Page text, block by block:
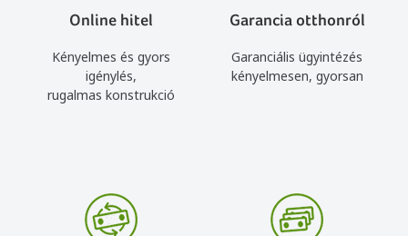
Online hitel
Kényelmes és gyors
igénylés,
rugalmas konstrukció
Garancia otthonról
Garanciális ügyintézés
kényelmesen, gyorsan